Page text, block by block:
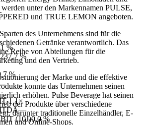
%
237,7 %
%
-1,1×
—
(10J)0,0 %
unter den Markennamen PULSE,
und TRUE LEMON angeboten.
des Unternehmens sind für die
Getränke verantwortlich. Das
Reihe von Abteilungen für die
und den Vertrieb.
der Marke und die effektive
konnte das Unternehmen seinen
erhöhen. Pulse Beverage hat seinen
der Produkte über verschiedene
darunter traditionelle Einzelhändler, E-
und Online-Shops.